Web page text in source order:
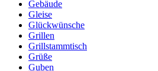
Gebäude
Gleise
Glückwünsche
Grillen
Grillstammtisch
Grüße
Guben